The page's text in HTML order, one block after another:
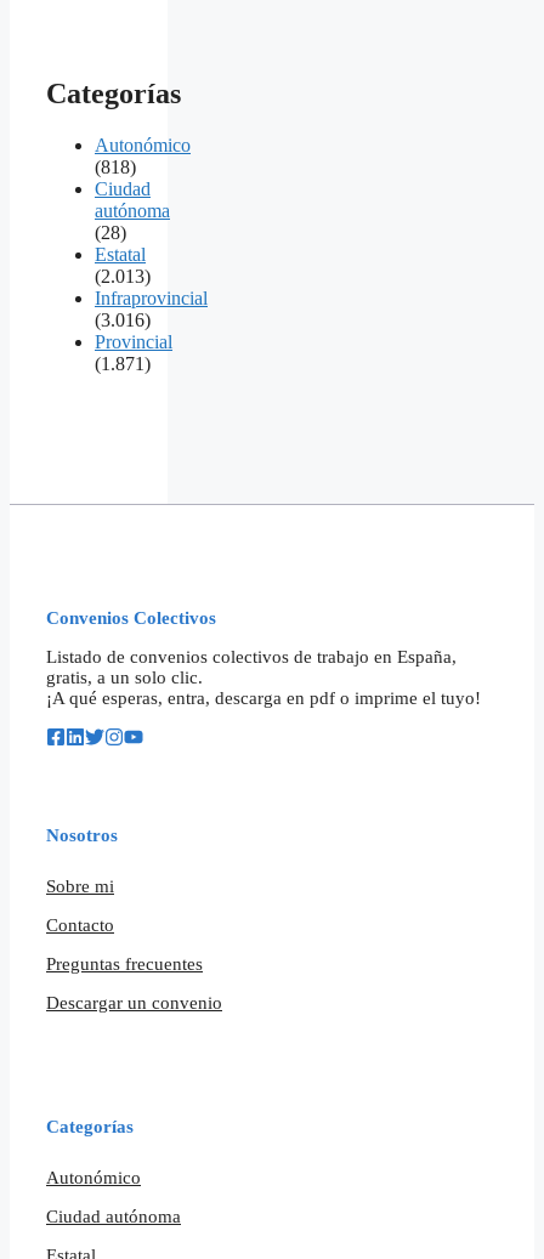
Categorías
Autonómico
(818)
Ciudad
autónoma
(28)
Estatal
(2.013)
Infraprovincial
(3.016)
Provincial
(1.871)
Convenios Colectivos
Listado de convenios colectivos de trabajo en España,
gratis, a un solo clic.
¡A qué esperas, entra, descarga en pdf o imprime el tuyo!
Nosotros
Sobre mi
Contacto
Preguntas frecuentes
Descargar un convenio
Categorías
Autonómico
Ciudad autónoma